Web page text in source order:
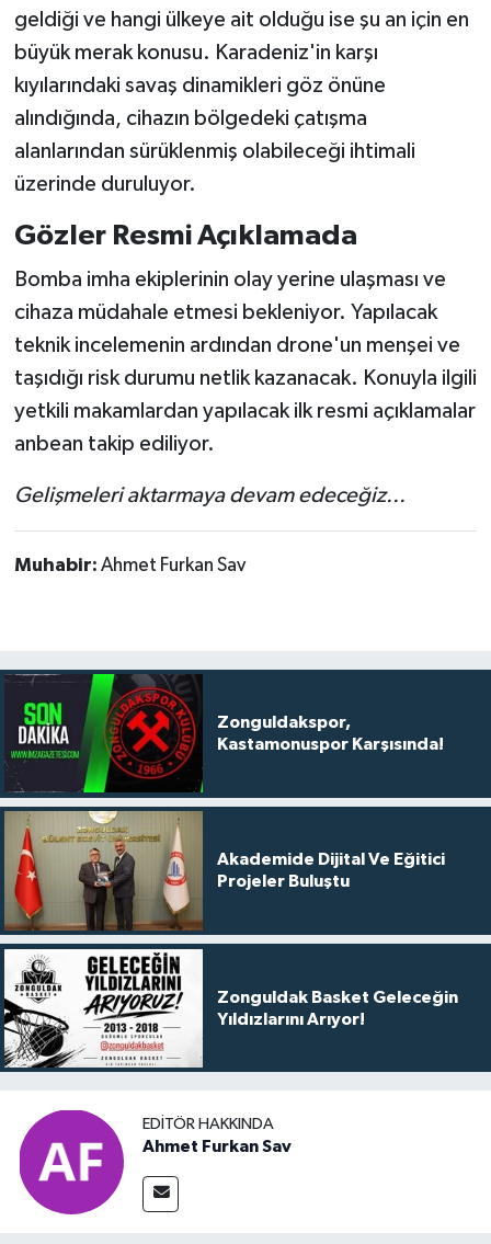
geldiği ve hangi ülkeye ait olduğu ise şu an için en
büyük merak konusu. Karadeniz'in karşı
kıyılarındaki savaş dinamikleri göz önüne
alındığında, cihazın bölgedeki çatışma
alanlarından sürüklenmiş olabileceği ihtimali
üzerinde duruluyor.
Gözler Resmi Açıklamada
Bomba imha ekiplerinin olay yerine ulaşması ve
cihaza müdahale etmesi bekleniyor. Yapılacak
teknik incelemenin ardından drone'un menşei ve
taşıdığı risk durumu netlik kazanacak. Konuyla ilgili
yetkili makamlardan yapılacak ilk resmi açıklamalar
anbean takip ediliyor.
Gelişmeleri aktarmaya devam edeceğiz...
Muhabir: Ahmet Furkan Sav
Zonguldakspor,
Kastamonuspor Karşısında!
Akademide Dijital Ve Eğitici
Projeler Buluştu
Zonguldak Basket Geleceğin
Yıldızlarını Arıyor!
EDITÖR HAKKINDA
Ahmet Furkan Sav